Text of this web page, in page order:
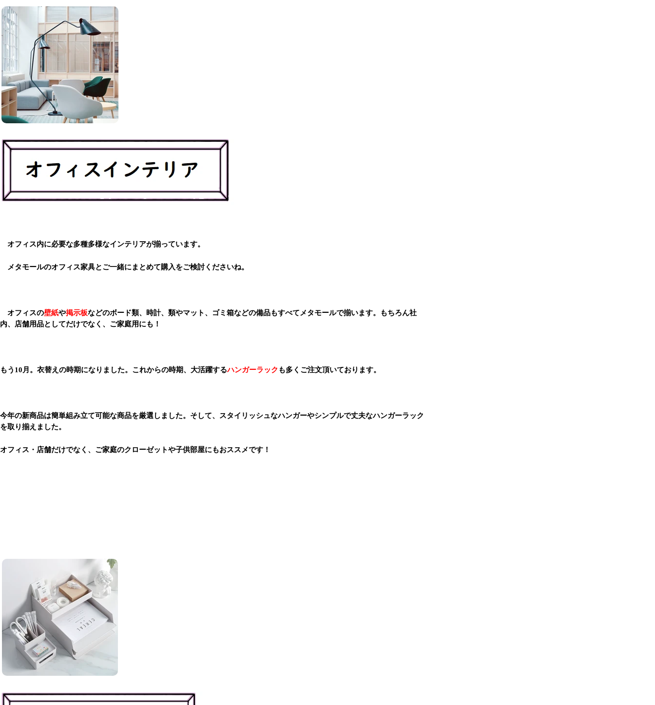
オフィス内に必要な多種多様なインテリアが揃っています。
メタモールのオフィス家具とご一緒にまとめて購入をご検討くださいね。
オフィスの壁紙や掲示板などのボード類、時計、類やマット、ゴミ箱などの備品もすべてメタモールで揃います。もちろん社
内、店舗用品としてだけでなく、ご家庭用にも！
もう 10月。衣替えの時期になりました。これからの時期、大活躍するハンガーラック も多くご注文頂いております。
今年の新商品は簡単組み立て可能な商品を厳選しました。そして、スタイリッシュなハンガーやシンプルで丈夫なハンガーラック
を取り揃えました。
オフィス・店舗だけでなく、ご家庭のクローゼットや子供部屋にもおススメです！